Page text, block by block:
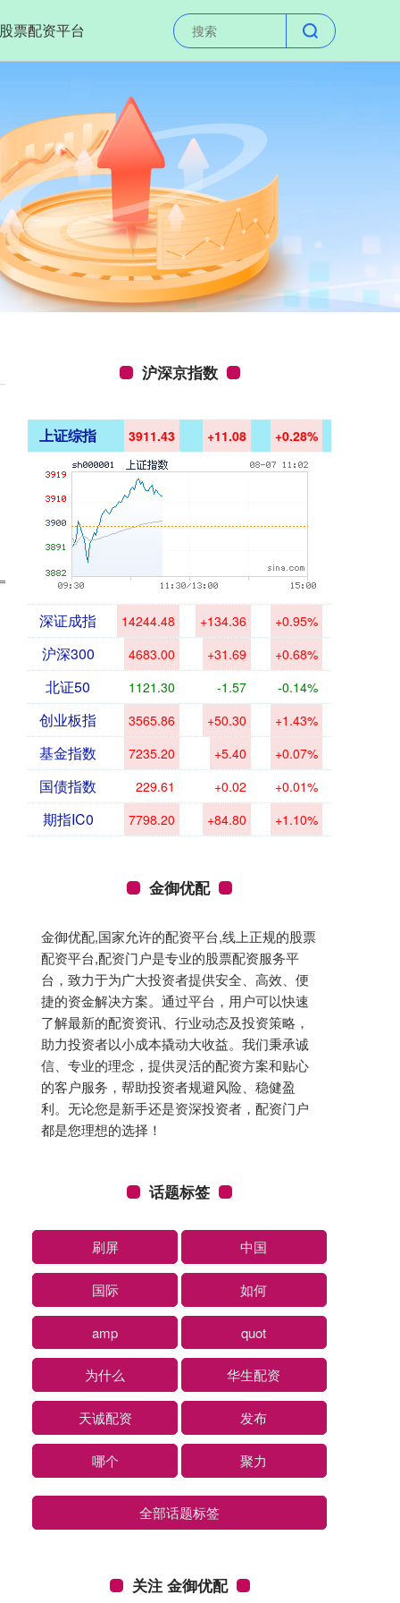
票配资平台
沪深京指数
上证综指 3911.43 +11.08 +0.28%
深证成指 14244.48 +134.36 +0.95%
沪深300 4683.00 +31.69 +0.68%
北证50 1121.30 -1.57 -0.14%
创业板指 3565.86 +50.30 +1.43%
基金指数 7235.20 +5.40 +0.07%
国债指数 229.61 +0.02 +0.01%
期指IC0 7798.20 +84.80 +1.10%
金御优配
金御优配,国家允许的配资平台,线上正规的股票
配资平台,配资门户是专业的股票配资服务平
台，致力于为广大投资者提供安全、高效、便
捷的资金解决方案。通过平台，用户可以快速
了解最新的配资资讯、行业动态及投资策略，
助力投资者以小成本撬动大收益。我们秉承诚
信、专业的理念，提供灵活的配资方案和贴心
的客户服务，帮助投资者规避风险、稳健盈
利。无论您是新手还是资深投资者，配资门户
都是您理想的选择！
话题标签
刷屏 中国
国际 如何
amp quot
为什么 华生配资
天诚配资 发布
哪个 聚力
全部话题标签
关注 金御优配